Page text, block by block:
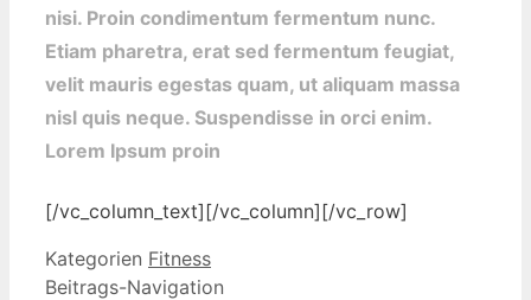
nisi. Proin condimentum fermentum nunc.
Etiam pharetra, erat sed fermentum feugiat,
velit mauris egestas quam, ut aliquam massa
nisl quis neque. Suspendisse in orci enim.
Lorem Ipsum proin
[/vc_column_text][/vc_column][/vc_row]
Kategorien Fitness
Beitrags-Navigation